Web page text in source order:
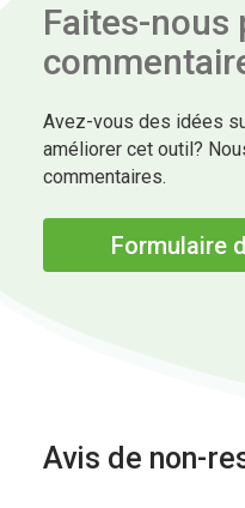
Faites-nous
Avez-vous des idées
améliorer cet outil?
commentaires.
Formulaire
Avis de non-